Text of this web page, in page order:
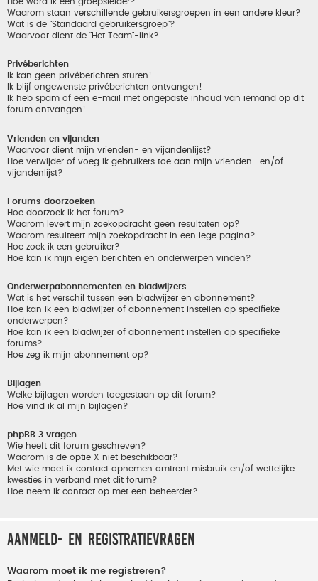
Waarom staan verschillende gebruikersgroepen in een andere kleur?
Wat is de "Standaard gebruikersgroep"?
Waarvoor dient de "Het Team"-link?
Privéberichten
Ik kan geen privéberichten sturen!
Ik blijf ongewenste privéberichten ontvangen!
Ik heb spam of een e-mail met ongepaste inhoud van iemand op dit
forum ontvangen!
Vrienden en vijanden
Waarvoor dient mijn vrienden- en vijandenlijst?
Hoe verwijder of voeg ik gebruikers toe aan mijn vrienden- en/of
vijandenlijst?
Forums doorzoeken
Hoe doorzoek ik het forum?
Waarom levert mijn zoekopdracht geen resultaten op?
Waarom resulteert mijn zoekopdracht in een lege pagina?
Hoe zoek ik een gebruiker?
Hoe kan ik mijn eigen berichten en onderwerpen vinden?
Onderwerpabonnementen en bladwijzers
Wat is het verschil tussen een bladwijzer en abonnement?
Hoe kan ik een bladwijzer of abonnement instellen op specifieke
onderwerpen?
Hoe kan ik een bladwijzer of abonnement instellen op specifieke
forums?
Hoe zeg ik mijn abonnement op?
Bijlagen
Welke bijlagen worden toegestaan op dit forum?
Hoe vind ik al mijn bijlagen?
phpBB 3 vragen
Wie heeft dit forum geschreven?
Waarom is de optie X niet beschikbaar?
Met wie moet ik contact opnemen omtrent misbruik en/of wettelijke
kwesties in verband met dit forum?
Hoe neem ik contact op met een beheerder?
Aanmeld- en registratievragen
Waarom moet ik me registreren?